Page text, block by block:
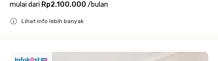
mulai dari Rp2.100.000 /bulan
Lihat info lebih banyak